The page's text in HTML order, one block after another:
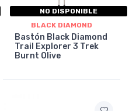
NO DISPONIBLE
BLACK DIAMOND
Bastón Black Diamond
Trail Explorer 3 Trek
Burnt Olive